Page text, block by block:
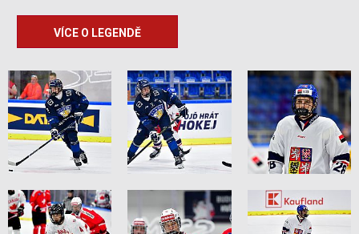
VÍCE O LEGENDĚ